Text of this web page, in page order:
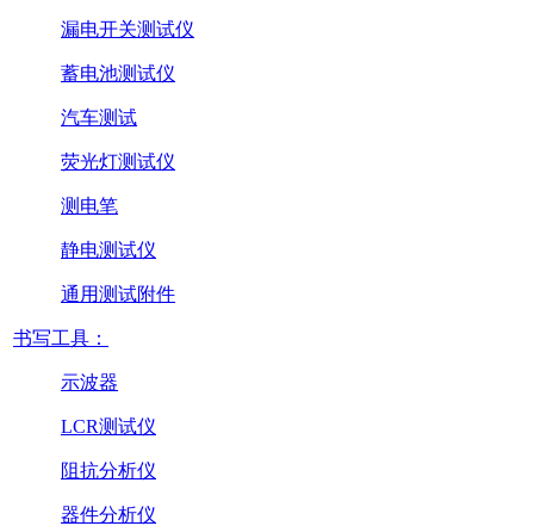
漏电开关测试仪
蓄电池测试仪
汽车测试
荧光灯测试仪
测电笔
静电测试仪
通用测试附件
书写工具：
示波器
LCR测试仪
阻抗分析仪
器件分析仪